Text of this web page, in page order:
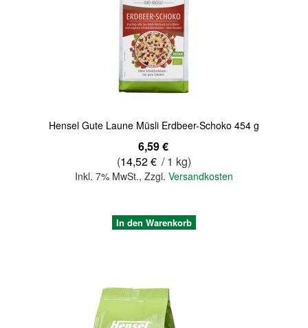
Hensel Gute Laune Müsli Erdbeer-Schoko 454 g
6,59 €
(14,52 € / 1 kg)
Inkl. 7% MwSt., Zzgl. Versandkosten
In den Warenkorb